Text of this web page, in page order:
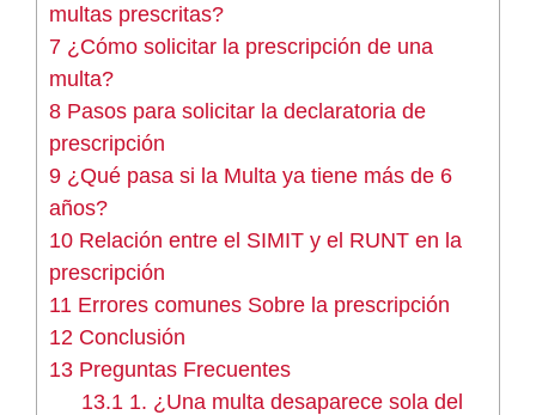
multas prescritas?
7 ¿Cómo solicitar la prescripción de una
multa?
8 Pasos para solicitar la declaratoria de
prescripción
9 ¿Qué pasa si la Multa ya tiene más de 6
años?
10 Relación entre el SIMIT y el RUNT en la
prescripción
11 Errores comunes Sobre la prescripción
12 Conclusión
13 Preguntas Frecuentes
13.1 1. ¿Una multa desaparece sola del